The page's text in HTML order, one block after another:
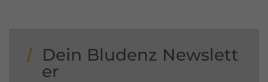
Dein Bludenz Newslett
er